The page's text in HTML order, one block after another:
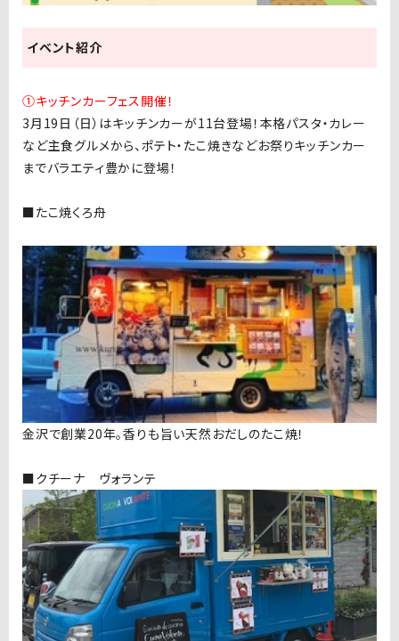
イベント紹介
①キッチンカーフェス開催！
3月19日（日）はキッチンカーが11台登場！本格パスタ・カレー
など主食グルメから、ポテト・たこ焼きなどお祭りキッチンカー
までバラエティ豊かに登場！
■たこ焼くろ舟
金沢で創業20年。香りも旨い天然おだしのたこ焼！
■クチーナ ヴォランテ